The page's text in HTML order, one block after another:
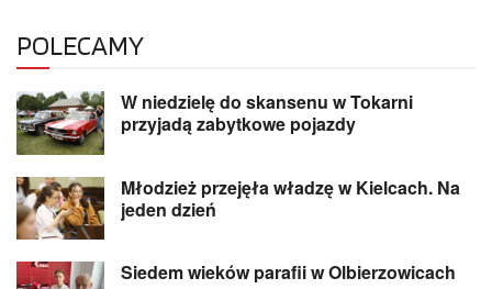
POLECAMY
W niedzielę do skansenu w Tokarni
przyjadą zabytkowe pojazdy
Młodzież przejęła władzę w Kielcach. Na
jeden dzień
Siedem wieków parafii w Olbierzowicach